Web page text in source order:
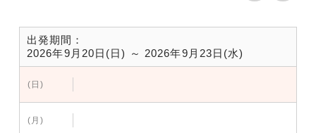
出発期間：
2026年9月20日(日) ～ 2026年9月23日(水)
(日)
(月)